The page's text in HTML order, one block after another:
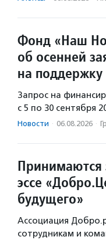
Фонд «Наш
об осенней
на
Запрос на
с 5 по 30 сентября
Новости · 06.08.2026 ·
Принимаются
эссе
будущего»
Ассоциация
сотрудникам и